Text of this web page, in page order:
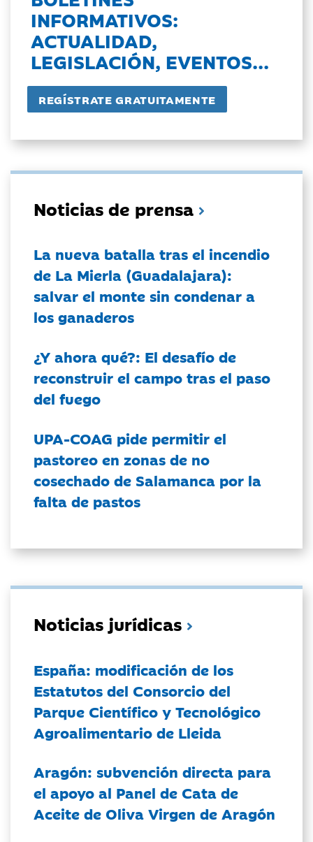
INFORMATIVOS:
ACTUALIDAD,
LEGISLACIÓN, EVENTOS...
Noticias de prensa
La nueva batalla tras el incendio
de La Mierla (Guadalajara):
salvar el monte sin condenar a
los ganaderos
¿Y ahora qué?: El desafío de
reconstruir el campo tras el paso
del fuego
UPA-COAG pide permitir el
pastoreo en zonas de no
cosechado de Salamanca por la
falta de pastos
Noticias jurídicas
España: modificación de los
Estatutos del Consorcio del
Parque Científico y Tecnológico
Agroalimentario de Lleida
Aragón: subvención directa para
el apoyo al Panel de Cata de
Aceite de Oliva Virgen de Aragón